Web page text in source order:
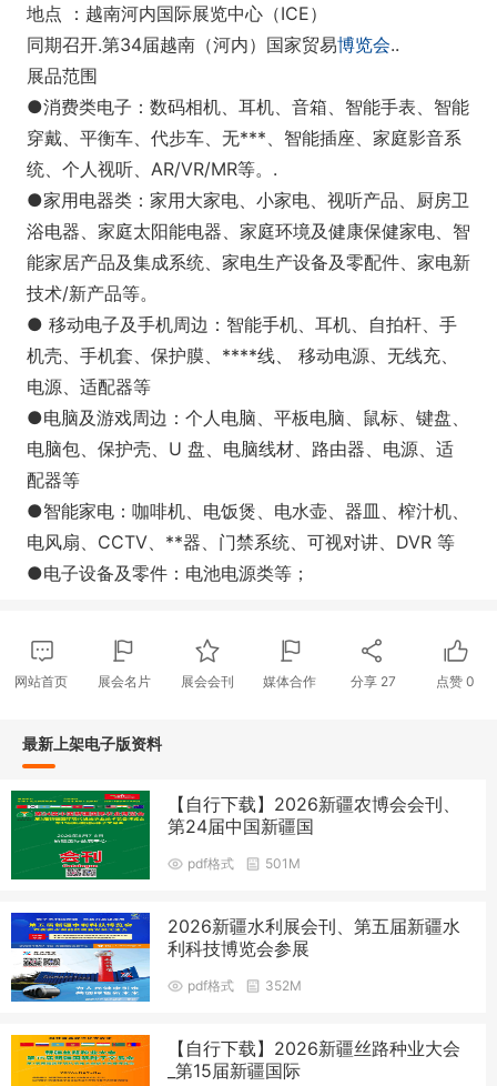
地点 ：越南河内国际展览中心（ICE）
同期召开.第34届越南（河内）国家贸易博览会..
展品范围
●消费类电子：数码相机、耳机、音箱、智能手表、智能
穿戴、平衡车、代步车、无***、智能插座、家庭影音系
统、个人视听、AR/VR/MR等。.
●家用电器类：家用大家电、小家电、视听产品、厨房卫
浴电器、家庭太阳能电器、家庭环境及健康保健家电、智
能家居产品及集成系统、家电生产设备及零配件、家电新
技术/新产品等。
● 移动电子及手机周边：智能手机、耳机、自拍杆、手
机壳、手机套、保护膜、****线、 移动电源、无线充、
电源、适配器等
●电脑及游戏周边：个人电脑、平板电脑、鼠标、键盘、
电脑包、保护壳、U 盘、电脑线材、路由器、电源、适
配器等
●智能家电：咖啡机、电饭煲、电水壶、器皿、榨汁机、
电风扇、CCTV、**器、门禁系统、可视对讲、DVR 等
●电子设备及零件：电池电源类等；
网站首页 展会名片 展会会刊 媒体合作 分享 27 点赞0
最新上架电子版资料
【自行下载】2026新疆农博会会刊、
第24届中国新疆国
pdf格式 501M
2026新疆水利展会刊、第五届新疆水
利科技博览会参展
pdf格式 352M
【自行下载】2026新疆丝路种业大会
_第15届新疆国际